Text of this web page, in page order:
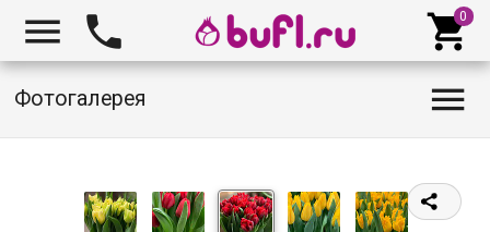
  
Фотогалерея 